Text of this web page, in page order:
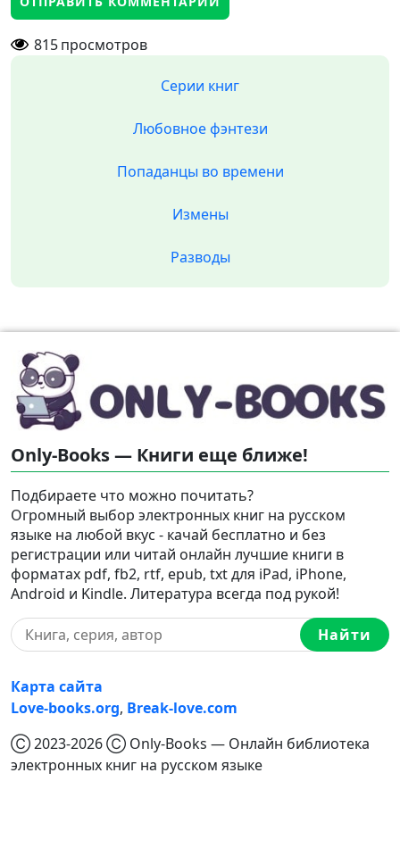
815просмотров
Серии книг
Любовное фэнтези
Попаданцы во времени
Измены
Разводы
Only-Books — Книги еще ближе!
Подбираете что можно почитать?
Огромный выбор электронных книг на русском
языке на любой вкус - качай бесплатно и без
регистрации или читай онлайн лучшие книги в
форматах pdf, fb2, rtf, epub, txt для iPad, iPhone,
Android и Kindle. Литература всегда под рукой!
Найти
Карта сайта
Love-books.org, Break-love.com
Ⓒ 2023-2026 Ⓒ Only-Books — Онлайн библиотека
электронных книг на русском языке